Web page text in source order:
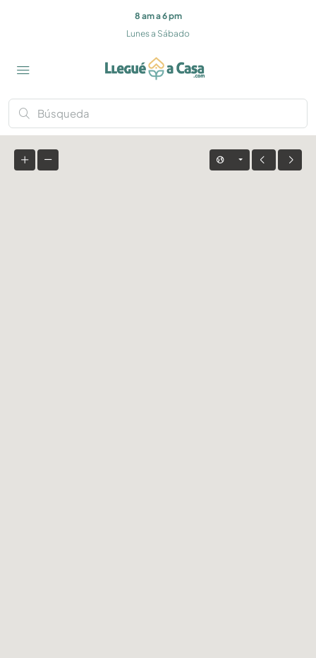
8 am a 6 pm
Lunes a Sábado